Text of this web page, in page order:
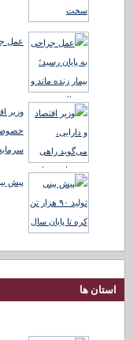
عمل
وزیر
پیش بینی تولید ۹۰
استان ها